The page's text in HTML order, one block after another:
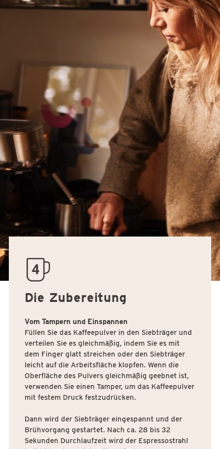
quantity04
Die Zubereitung
Vom Tampern und Einspannen
Füllen Sie das Kaffeepulver in den Siebträger und
verteilen Sie es gleichmäßig, indem Sie es mit
dem Finger glatt streichen oder den Siebträger
leicht auf die Arbeitsfläche klopfen. Wenn die
Oberfläche des Pulvers gleichmäßig geebnet ist,
verwenden Sie einen Tamper, um das Kaffeepulver
mit festem Druck festzudrücken.
Dann wird der Siebträger eingespannt und der
Brühvorgang gestartet. Nach ca. 28 bis 32
Sekunden Durchlaufzeit wird der Espressostrahl